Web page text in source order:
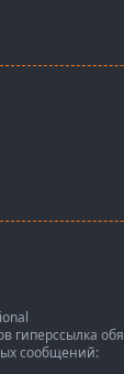
гиперссылка
сообщений: